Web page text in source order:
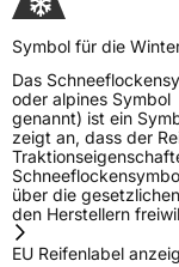
Symbol für die
Das
oder alpines Symbol
genannt) ist ein
zeigt an, dass der
über die
den Herstellern
EU Reifenlabel